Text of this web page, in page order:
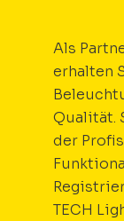
Als
erhalten
Qualität.
der
TECH